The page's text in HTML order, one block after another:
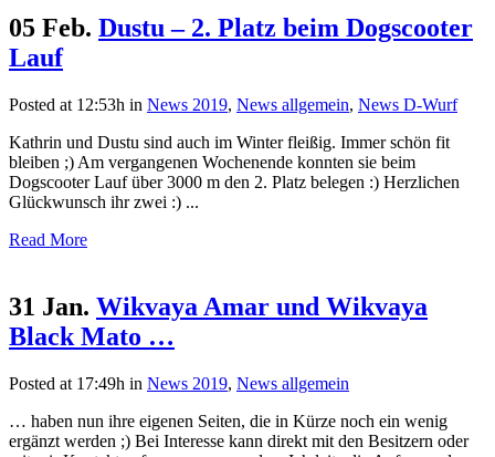
05 Feb. Dustu – 2. Platz beim Dogscooter
Lauf
Posted at 12:53h in News 2019, News allgemein, News D-Wurf
Kathrin und Dustu sind auch im Winter fleißig. Immer schön fit
bleiben ;) Am vergangenen Wochenende konnten sie beim
Dogscooter Lauf über 3000 m den 2. Platz belegen :) Herzlichen
Glückwunsch ihr zwei :) ...
Read More
31 Jan. Wikvaya Amar und Wikvaya
Black Mato …
Posted at 17:49h in News 2019, News allgemein
… haben nun ihre eigenen Seiten, die in Kürze noch ein wenig
ergänzt werden ;) Bei Interesse kann direkt mit den Besitzern oder